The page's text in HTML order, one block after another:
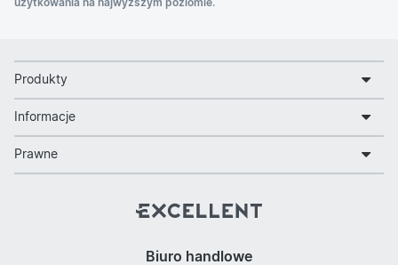
użytkowania na najwyższym poziomie.
Produkty
Informacje
Prawne
Biuro handlowe